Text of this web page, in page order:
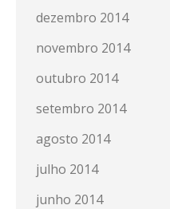
dezembro 2014
novembro 2014
outubro 2014
setembro 2014
agosto 2014
julho 2014
junho 2014